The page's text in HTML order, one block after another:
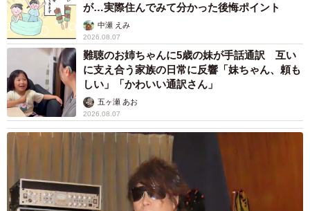
が…実際住んでみて分かった後悔ポイント
中瀬 えみ
2026.08.07
難聴のお姉ちゃんに5歳の妹が手話通訳 互い
に支え合う家族の日常に反響「妹ちゃん、頼も
しい」「かわいい通訳さん」
五ヶ瀬 あお
2026.08.07